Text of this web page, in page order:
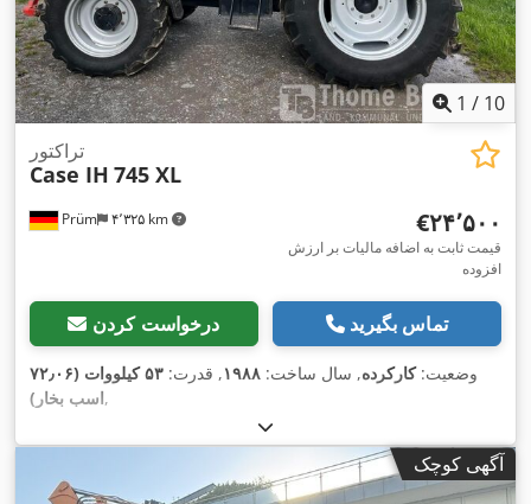
1 / 10
Prüm ۴٬۳۲۵ km
تراکتور
Case IH 745 XL
‎€۲۴٬۵۰۰
قیمت ثابت به اضافه مالیات بر ارزش
افزوده
درخواست کردن تماس بگیرید
وضعیت:کارکرده, سال ساخت: ۱۹۸۸, قدرت:
۵۳ کیلووات (۷۲٫۰۶
اسب بخار),
آگهی کوچک